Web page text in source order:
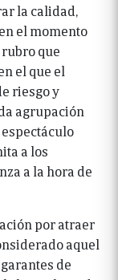
la calidad,
el momento
que
el que el
riesgo y
agrupación
a los
a la hora de
por atraer
aquel
de